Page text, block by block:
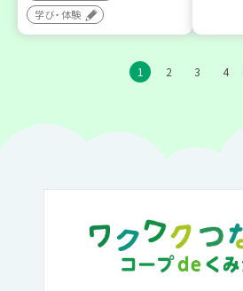
学び・体験
1 2 3 4